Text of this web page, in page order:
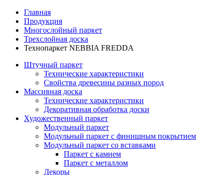
Главная
Продукция
Многослойный паркет
Трехслойная доска
Технопаркет NEBBIA FREDDA
Штучный паркет
Технические характеристики
Свойства древесины разных пород
Массивная доска
Технические характеристики
Декоративная обработка доски
Художественный паркет
Модульный паркет
Модульный паркет с финишным покрытием
Модульный паркет со вставками
Паркет с камнем
Паркет с металлом
Декоры